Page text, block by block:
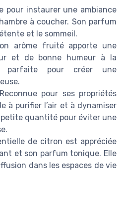
pour instaurer une ambiance
à coucher. Son parfum
et le sommeil.
arôme fruité apporte une
et de bonne humeur à la
parfaite pour créer une
pour ses propriétés
à purifier l’air et à dynamiser
petite quantité pour éviter une
de citron est appréciée
et son parfum tonique. Elle
dans les espaces de vie